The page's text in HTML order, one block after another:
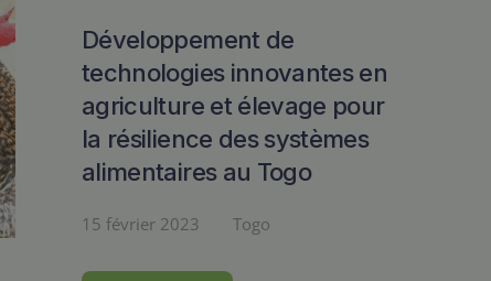
Développement de
technologies innovantes en
agriculture et élevage pour
la résilience des systèmes
alimentaires au Togo
15 février 2023 Togo